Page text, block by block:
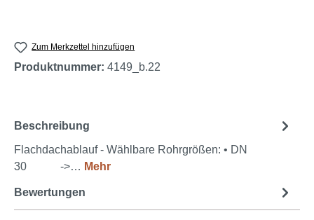
Zum Merkzettel hinzufügen
Produktnummer: 4149_b.22
Beschreibung
Flachdachablauf - Wählbare Rohrgrößen: • DN
30 ->… Mehr
Bewertungen